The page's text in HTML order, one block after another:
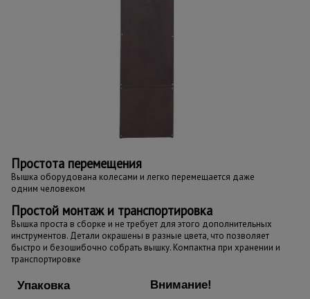
Простота перемещения
Вышка оборудована колесами и легко перемещается даже
одним человеком
Простой монтаж и транспортировка
Вышка проста в сборке и не требует для этого дополнительных
инструментов. Детали окрашены в разные цвета, что позволяет
быстро и безошибочно собрать вышку. Компактна при хранении и
транспортировке
Упаковка Внимание!